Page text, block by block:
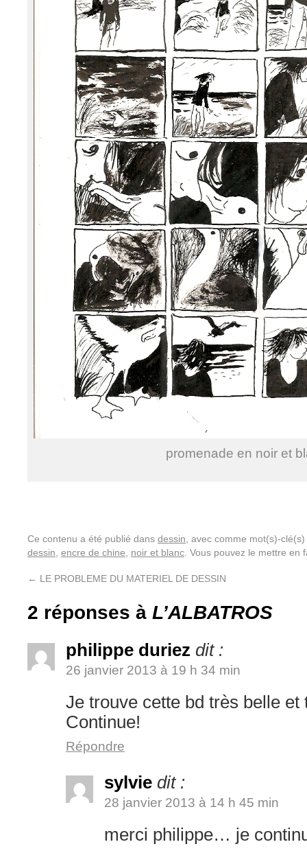
promenade en noir et
Ce contenu a été publié dans dessin, avec comme mot(s)-clé(s)
dessin, encre de chine, noir et blanc. Vous pouvez le mettre en
← LE PROBLEME DU MATERIEL DE DESSIN
2 réponses à L’ALBATROS
philippe duriez dit :
26 janvier 2013 à 19 h 34 min
Je trouve cette bd très belle et
Continue!
Répondre
sylvie dit :
28 janvier 2013 à 14 h 45 min
merci philippe… je